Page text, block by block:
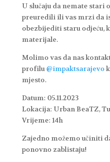
U slučaju da nemate stari
preuredili ili vas mrzi da
obezbijediti staru odjeću,
materijale.
Molimo vas da nas
profilu @impaktsarajevo
mjesto.
Datum: 05.11.2023
Lokacija: Urban BeaTZ,
Vrijeme: 14h
Zajedno možemo učiniti
ponovno zablistaju!